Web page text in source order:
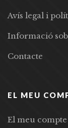
Avís legal i
Informació
Contacte
EL MEU
El meu compte